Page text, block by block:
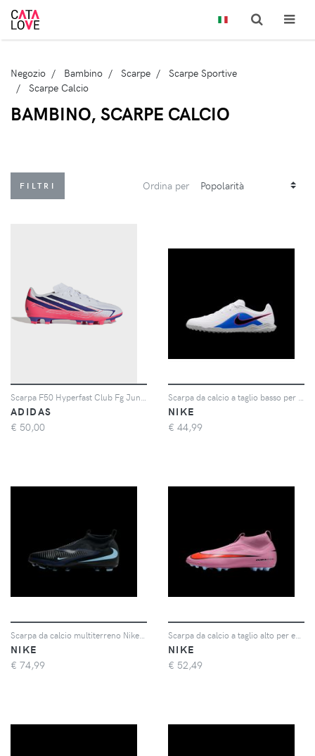
Negozio Bambino Scarpe
Scarpe Sportive
Scarpe Calcio
BAMBINO, SCARPE CALCIO
FILTRI Ordina per
Scarpa F50 Hyperfast Club Fg Junior
ADIDAS
€ 50,00
Scarpa da calcio a taglio basso per campi in erba sintetica Nike Jr. Tiempo Maestro Club – Ragazzo/a - Bianco
NIKE
€ 44,99
Scarpa da calcio multiterreno Nike Jr. Phantom 6 High Academy – Ragazzo/a - Nero
NIKE
€ 74,99
Scarpa da calcio a taglio alto per erba artificiale Nike Jr. Mercurial Superfly 10 Academy – Bambino/a e ragazzo/a - Rosa
NIKE
€ 52,49